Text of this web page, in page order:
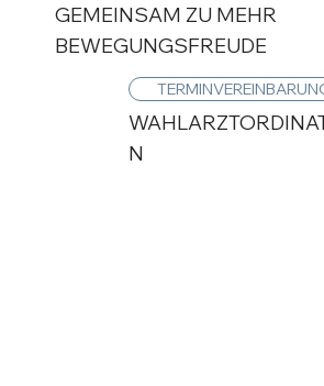
GEMEINSAM ZU MEHR
BEWEGUNGSFREUDE
N